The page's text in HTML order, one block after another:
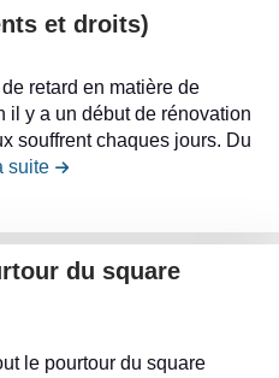
et droits)
retard en matière de
il y a un début de rénovation
souffrent chaques jours. Du
suite de la contribution
le pourtour du square